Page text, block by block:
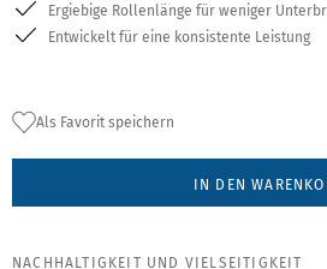
Ergiebige Rollenlänge für weniger
Entwickelt für eine konsistente Leistung
Als Favorit speichern
IN DEN
NACHHALTIGKEIT UND VIELSEITIGKEIT